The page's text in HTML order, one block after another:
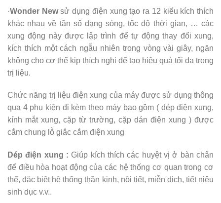
·Wonder Newsử dụng điện xung tạo ra 12 kiểu kích thích
khác nhau về tần số dạng sóng, tốc độ thời gian, … các
xung động này được lập trình để tự động thay đổi xung,
kích thích một cách ngẫu nhiên trong vòng vài giây, ngăn
không cho cơ thể kịp thích nghi để tạo hiệu quả tối đa trong
trị liệu.
Chức năng trị liệu điện xung của máy được sử dụng thông
qua 4 phụ kiện đi kèm theo máy bao gồm ( dép điện xung,
kính mắt xung, cặp từ trường, cặp dán điện xung ) được
cắm chung lỗ giắc cắm điện xung
Dép điện xung : Giúp kích thích các huyệt vị ở bàn chân
để điều hòa hoạt động của các hệ thống cơ quan trong cơ
thể, đặc biệt hệ thống thần kinh, nội tiết, miễn dịch, tiết niệu
sinh dục v.v..